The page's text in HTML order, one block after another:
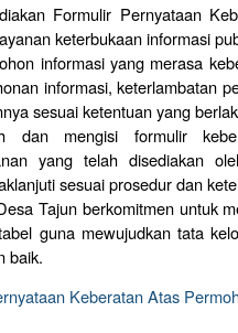
Formulir Pernyataan
keterbukaan informasi
informasi yang merasa
informasi, keterlambatan
sesuai ketentuan yang
dan mengisi formulir
yang telah disediakan
sesuai prosedur dan
Tajun berkomitmen untuk
guna mewujudkan tata
baik.
Keberatan Atas